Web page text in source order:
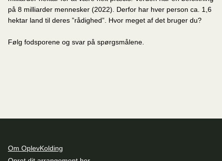
på 8 milliarder mennesker (2022). Derfor har hver person ca. 1,6
hektar land til deres ”rådighed”. Hvor meget af det bruger du?
Følg fodsporene og svar på spørgsmålene.
Om OplevKolding